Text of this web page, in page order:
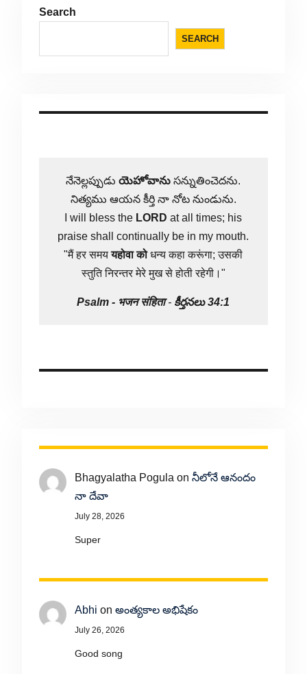
Search
SEARCH
నేనెల్లప్పుడుయెహోవాను సన్నుతించెదను.
నిత్యము ఆయన కీర్తి నా నోట నుండును.
I will bless the LORD at all times; his
praise shall continually be in my mouth.
"मैं हर समययहोवा कोधन्य कहा करूंगा; उसकी
स्तुति निरन्तर मेरे मुख से होती रहेगी।"
Psalm - भजन संहिता- కీర్తనలు 34:1
Bhagyalatha Pogula on నీలోనే ఆనందం
నా దేవా
July 28, 2026
Super
Abhi on అంత్యకాల అభిషేకం
July 26, 2026
Good song